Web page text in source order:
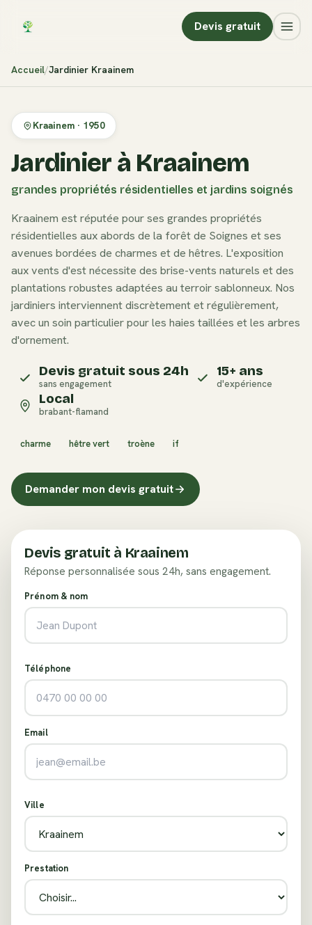
Devis gratuit
Accueil Jardinier Kraainem
Kraainem · 1950
Jardinier à Kraainem
grandes propriétés résidentielles et jardins soignés
Kraainem est réputée pour ses grandes propriétés
résidentielles aux abords de la forêt de Soignes et ses
avenues bordées de charmes et de hêtres. L'exposition
aux vents d'est nécessite des brise-vents naturels et des
plantations robustes adaptées au terroir sablonneux. Nos
jardiniers interviennent discrètement et régulièrement,
avec un soin particulier pour les haies taillées et les arbres
d'ornement.
Devis gratuit sous 24h
sans engagement
15+ ans
d'expérience
Local
brabant-flamand
charme hêtre vert troène if
Demander mon devis gratuit
Devis gratuit à Kraainem
Réponse personnalisée sous 24h, sans engagement.
Prénom & nom
Téléphone
Email
Ville
Prestation